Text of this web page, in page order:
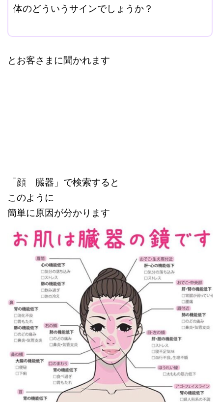
体のどういうサインでしょうか？
とお客さまに聞かれます
「顔 臓器」で検索すると
このように
簡単に原因が分かります